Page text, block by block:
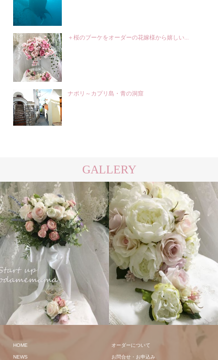
＋桜のブーケをオーダーの花嫁様から嬉しい...
ナポリ～カプリ島・青の洞窟
GALLERY
クラッチ クラッチ
HOME
NEWS
オーダーについて
お問合せ・お申込み